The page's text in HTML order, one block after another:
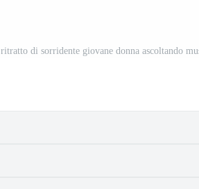
ritratto di sorridente giovane donna ascoltando